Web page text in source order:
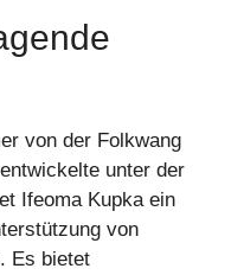
von der Folkwang
unter der
Ifeoma Kupka ein
von
Es bietet